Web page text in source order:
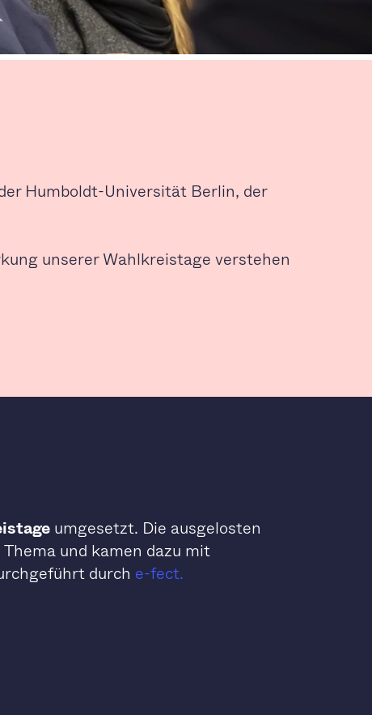
Humboldt-Universität Berlin, der
unserer Wahlkreistage verstehen
umgesetzt. Die ausgelosten
und kamen dazu mit
durch e-fect.